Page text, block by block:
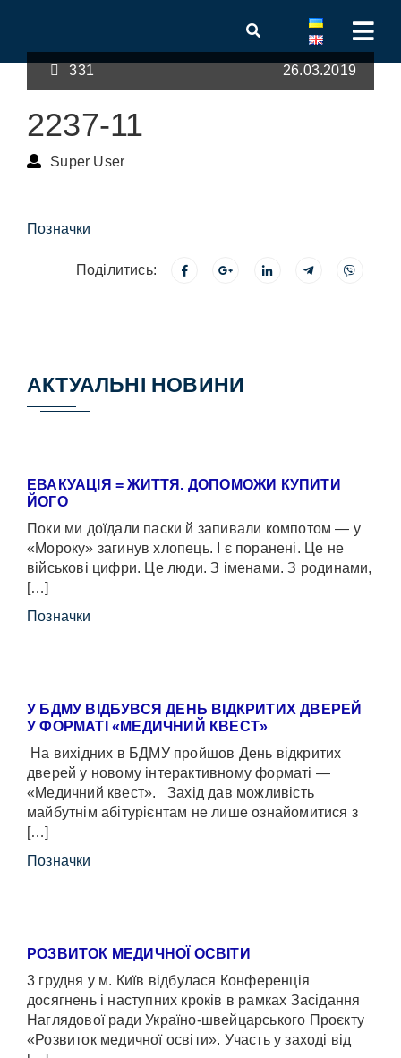
331 26.03.2019
2237-11
Super User
Позначки
Поділитись:
АКТУАЛЬНІ НОВИНИ
ЕВАКУАЦІЯ = ЖИТТЯ. ДОПОМОЖИ КУПИТИ
ЙОГО
Поки ми доїдали паски й запивали компотом — у
«Мороку» загинув хлопець. І є поранені. Це не
військові цифри. Це люди. З іменами. З родинами,
[…]
Позначки
У БДМУ ВІДБУВСЯ ДЕНЬ ВІДКРИТИХ ДВЕРЕЙ
У ФОРМАТІ «МЕДИЧНИЙ КВЕСТ»
На вихідних в БДМУ пройшов День відкритих
дверей у новому інтерактивному форматі —
«Медичний квест». Захід дав можливість
майбутнім абітурієнтам не лише ознайомитися з
[…]
Позначки
РОЗВИТОК МЕДИЧНОЇ ОСВІТИ
3 грудня у м. Київ відбулася Конференція
досягнень і наступних кроків в рамках Засідання
Наглядової ради Україно-швейцарського Проєкту
«Розвиток медичної освіти». Участь у заході від